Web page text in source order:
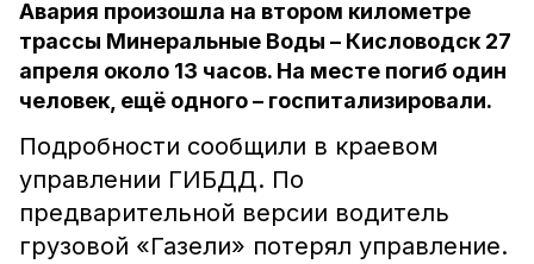
Авария произошла на втором километре
трассы Минеральные Воды – Кисловодск 27
апреля около 13 часов. На месте погиб один
человек, ещё одного – госпитализировали.
Подробности сообщили в краевом
управлении ГИБДД. По
предварительной версии водитель
грузовой «Газели» потерял управление.